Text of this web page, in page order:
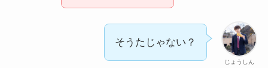
じょうしん
そうたじゃない？